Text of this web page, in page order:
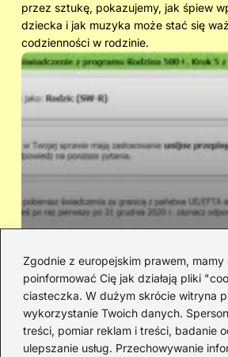
Zgodnie z europejskim prawem, mamy
poinformować Cię jak działają pliki
ciasteczka. W dużym skrócie witryna
wykorzystanie Twoich danych.
treści, pomiar reklam i treści, badanie
ulepszanie usług. Przechowywanie
przez sztukę, pokazujemy, jak śpiew
dziecka i jak muzyka może stać się
codzienności w rodzinie.
Ile dostaniesz na
innych świadczeń?